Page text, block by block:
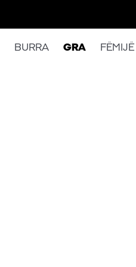
BURRA GRA FËMIJË